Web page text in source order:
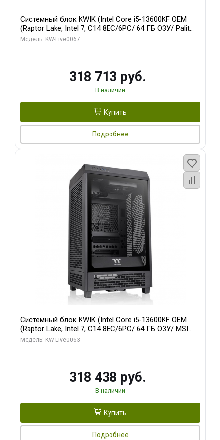
Системный блок KWIK (Intel Core i5-13600KF OEM
(Raptor Lake, Intel 7, C14 8EC/6PC/ 64 ГБ ОЗУ/ Palit
RTX5080 GAMINGPRO OC 16GB GDDR7 256bit 3xDP
Модель: KW-Live0067
318 713 руб.
В наличии
Купить
Подробнее
Системный блок KWIK (Intel Core i5-13600KF OEM
(Raptor Lake, Intel 7, C14 8EC/6PC/ 64 ГБ ОЗУ/ MSI
RTX5080 VENTUS 3X OC 16GB GDDR7 256bit 3xDP
Модель: KW-Live0063
318 438 руб.
В наличии
Купить
Подробнее